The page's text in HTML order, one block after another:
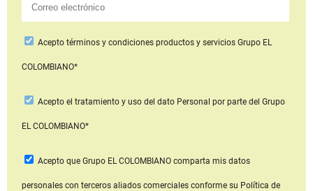
Aceptotérminos y condiciones productos y serviciosGrupo EL
COLOMBIANO*
Acepto el tratamiento y uso del dato Personal por parte del Grupo
EL COLOMBIANO*
Acepto que Grupo EL COLOMBIANOcomparta mis datos
personales con terceros aliados comerciales conforme su Política de